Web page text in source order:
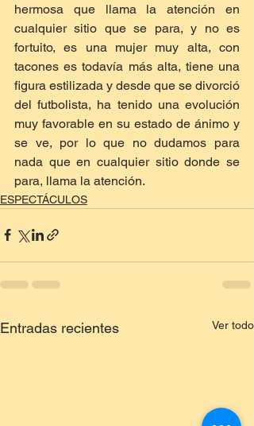
hermosa que llama la atención en
cualquier sitio que se para, y no es
fortuito, es una mujer muy alta, con
tacones es todavía más alta, tiene una
figura estilizada y desde que se divorció
del futbolista, ha tenido una evolución
muy favorable en su estado de ánimo y
se ve, por lo que no dudamos para
nada que en cualquier sitio donde se
para, llama la atención.
ESPECTÁCULOS
Entradas recientes Ver todo